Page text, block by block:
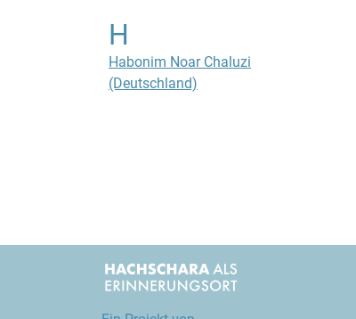
H
Habonim Noar Chaluzi
(Deutschland)